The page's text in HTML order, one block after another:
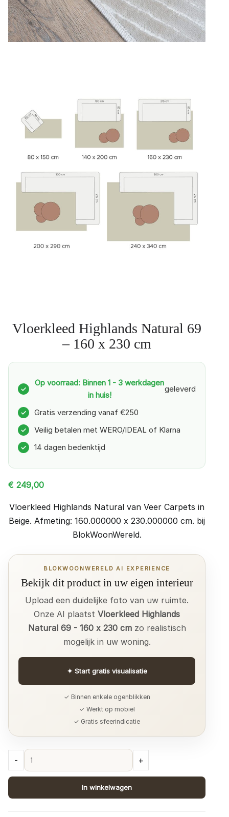
Vloerkleed Highlands Natural 69
– 160 x 230 cm
✓
Op voorraad: Binnen 1 - 3 werkdagen
in huis!
geleverd
✓ Gratis verzending vanaf €250
✓ Veilig betalen met WERO/IDEAL of Klarna
✓ 14 dagen bedenktijd
€ 249,00
Vloerkleed Highlands Natural van Veer Carpets in
Beige. Afmeting: 160.000000 x 230.000000 cm. bij
BlokWoonWereld.
BLOKWOONWERELD AI EXPERIENCE
Bekijk dit product in uw eigen interieur
Upload een duidelijke foto van uw ruimte.
Onze AI plaatst Vloerkleed Highlands
Natural 69 - 160 x 230 cmzo realistisch
mogelijk in uw woning.
✦ Start gratis visualisatie
✓ Binnen enkele ogenblikken
✓ Werkt op mobiel
✓ Gratis sfeerindicatie
69
- +
In winkelwagen